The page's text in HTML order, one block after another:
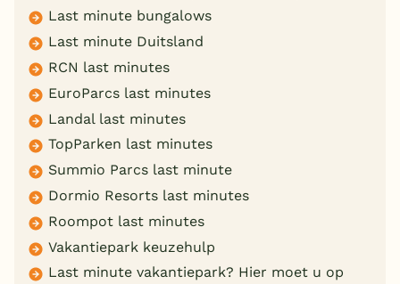
Last minute bungalows
Last minute Duitsland
RCN last minutes
EuroParcs last minutes
Landal last minutes
TopParken last minutes
Summio Parcs last minute
Dormio Resorts last minutes
Roompot last minutes
Vakantiepark keuzehulp
Last minute vakantiepark? Hier moet u op